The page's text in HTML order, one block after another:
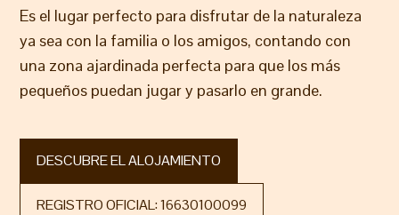
Es el lugar perfecto para disfrutar de la naturaleza
ya sea con la familia o los amigos, contando con
una zona ajardinada perfecta para que los más
pequeños puedan jugar y pasarlo en grande.
DESCUBRE EL ALOJAMIENTO
REGISTRO OFICIAL: 16630100099